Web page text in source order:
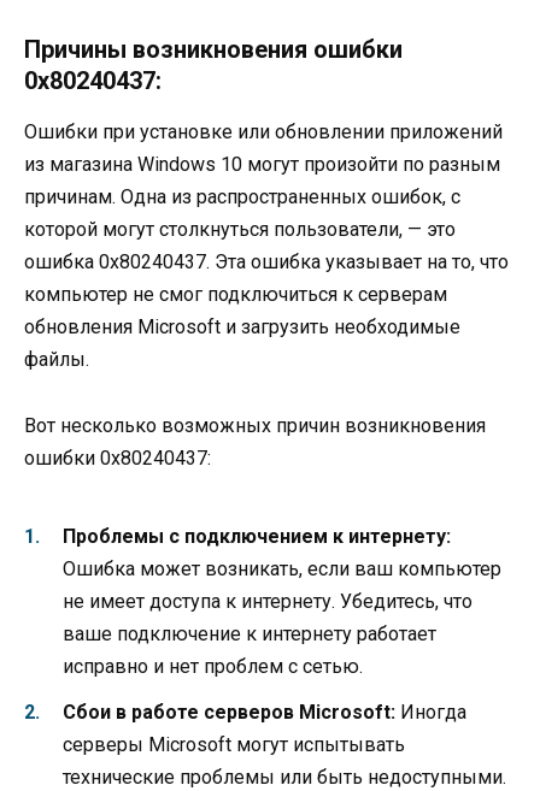
Причины возникновения ошибки
0x80240437:
Ошибки при установке или обновлении приложений
из магазина Windows 10 могут произойти по разным
причинам. Одна из распространенных ошибок, с
которой могут столкнуться пользователи, — это
ошибка 0x80240437. Эта ошибка указывает на то, что
компьютер не смог подключиться к серверам
обновления Microsoft и загрузить необходимые
файлы.
Вот несколько возможных причин возникновения
ошибки 0x80240437:
Проблемы с подключением к интернету:
Ошибка может возникать, если ваш компьютер
не имеет доступа к интернету. Убедитесь, что
ваше подключение к интернету работает
исправно и нет проблем с сетью.
Сбои в работе серверов Microsoft: Иногда
серверы Microsoft могут испытывать
технические проблемы или быть недоступными.